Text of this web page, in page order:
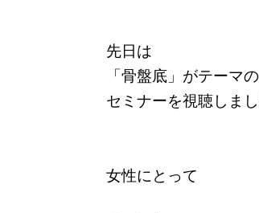
先日は
「骨盤底」がテーマの
セミナーを視聴しま
女性にとって